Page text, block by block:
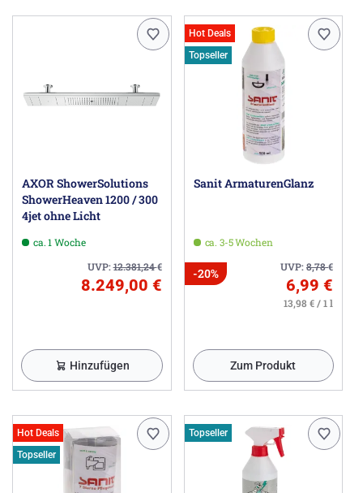
AXOR ShowerSolutions
ShowerHeaven 1200 / 300
4jet ohne Licht
ca. 1 Woche
UVP:12.381,24€
8.249,00 €
Hinzufügen
Hot Deals
Topseller
Sanit ArmaturenGlanz
ca. 3-5 Wochen
UVP:8,78€
-20%
6,99 €
13,98 € / 1 l
Zum Produkt
Hot Deals
Topseller
Topseller